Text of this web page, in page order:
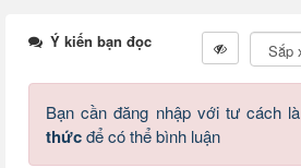
Ý kiến bạn đọc
Bạn cần đăng nhập với tư cách là
thứcđể có thể bình luận